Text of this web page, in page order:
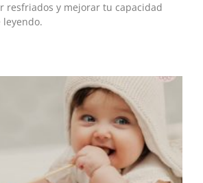
resfriados y mejorar tu capacidad